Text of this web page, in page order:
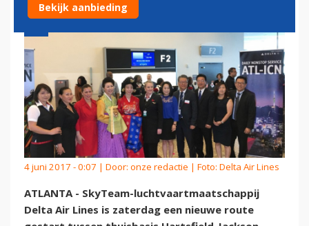
4 juni 2017 - 0:07 | Door: onze redactie | Foto: Delta Air Lines
ATLANTA - SkyTeam-luchtvaartmaatschappij
Delta Air Lines is zaterdag een nieuwe route
Bekijk aanbieding